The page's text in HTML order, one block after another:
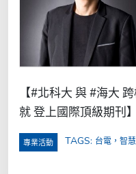
【#北科大 與 #海大
就 登上國際頂級期刊
專業活動 TAGS: 台電，智